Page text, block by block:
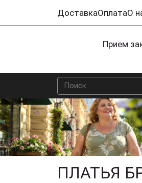
ДоставкаОплатаО
Прием
ПЛАТЬЯ